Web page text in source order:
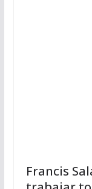
Francis